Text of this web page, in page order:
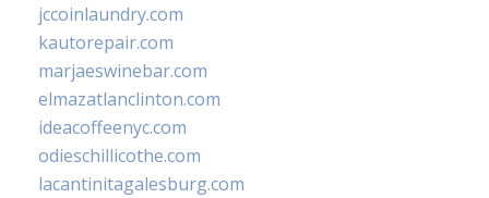
jccoinlaundry.com
kautorepair.com
marjaeswinebar.com
elmazatlanclinton.com
ideacoffeenyc.com
odieschillicothe.com
lacantinitagalesburg.com